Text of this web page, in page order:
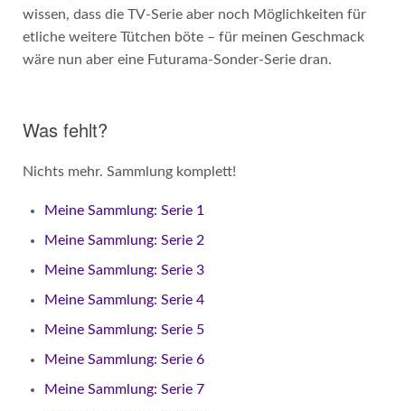
wissen, dass die TV-Serie aber noch Möglichkeiten für
etliche weitere Tütchen böte – für meinen Geschmack
wäre nun aber eine Futurama-Sonder-Serie dran.
Was fehlt?
Nichts mehr. Sammlung komplett!
Meine Sammlung: Serie 1
Meine Sammlung: Serie 2
Meine Sammlung: Serie 3
Meine Sammlung: Serie 4
Meine Sammlung: Serie 5
Meine Sammlung: Serie 6
Meine Sammlung: Serie 7